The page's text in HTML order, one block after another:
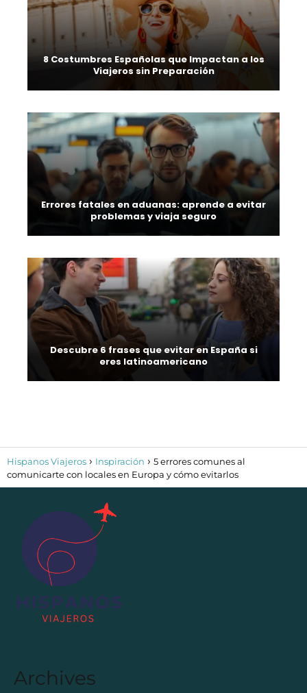
8 Costumbres Españolas que Impactan a los
Viajeros sin Preparación
Errores fatales en aduanas: aprende a evitar
problemas y viaja seguro
Descubre 6 frases que evitar en España si
eres latinoamericano
Hispanos Viajeros Inspiración
5 errores comunes al
comunicarte con locales en Europa y cómo evitarlos
Archives